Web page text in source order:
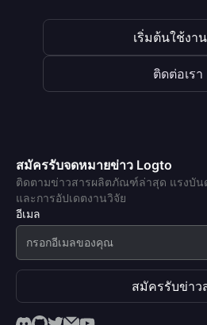
เริ่มต้นใช้งา
ติดต่อเรา
สมัครรับจดหมายข่าว Logto
ติดตามข่าวสารผลิตภัณฑ์ล่าสุด แรงบั
และการอัปเดตงานวิจัย
อีเมล
สมัครรับข่าว